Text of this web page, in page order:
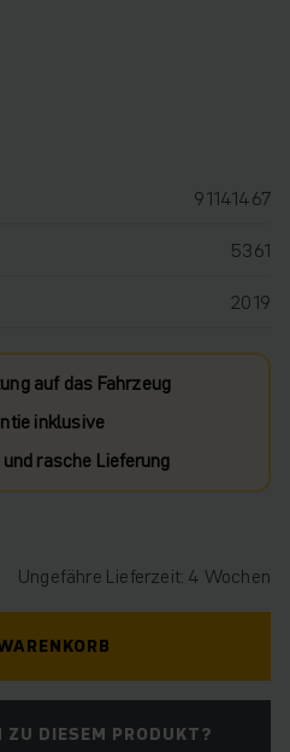
91141467
5361
2019
auf das Fahrzeug
inklusive
rasche Lieferung
Ungefähre Lieferzeit: 4 Wochen
ZU DIESEM PRODUKT?